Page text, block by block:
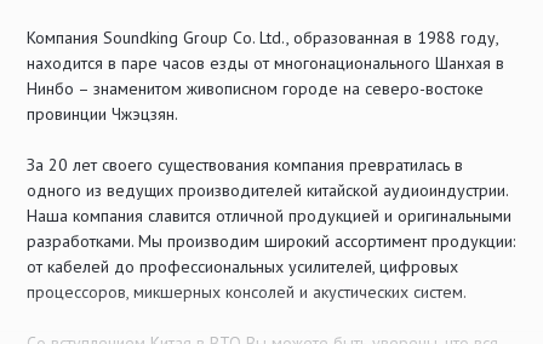
Компания Soundking Group Co. Ltd., образованная в 1988 году,
находится в паре часов езды от многонационального Шанхая в
Нинбо – знаменитом живописном городе на северо-востоке
провинции Чжэцзян.
За 20 лет своего существования компания превратилась в
одного из ведущих производителей китайской аудиоиндустрии.
Наша компания славится отличной продукцией и оригинальными
разработками. Мы производим широкий ассортимент продукции:
от кабелей до профессиональных усилителей, цифровых
процессоров, микшерных консолей и акустических систем.